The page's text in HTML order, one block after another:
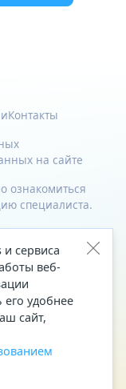
Контакты
на сайте
ознакомиться
специалиста.
со стороны
сервиса
веб-
удобнее
сайт,